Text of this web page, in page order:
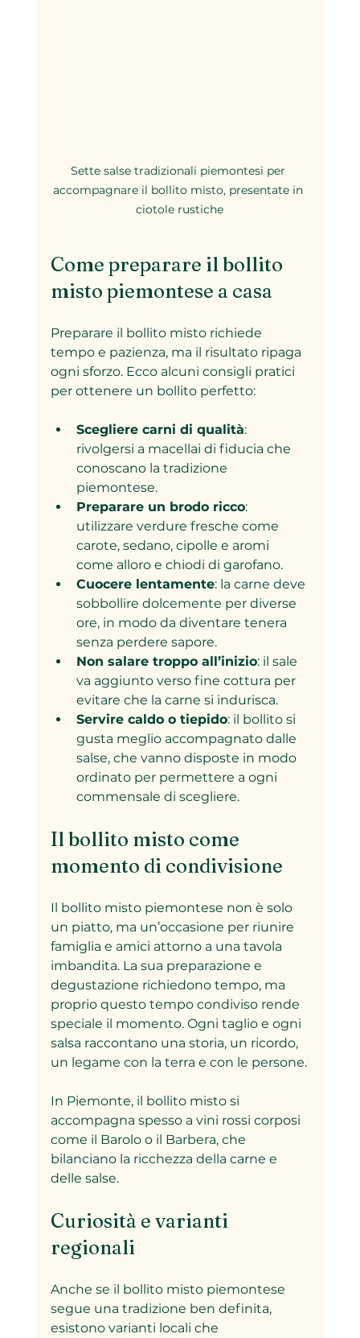
Sette salse tradizionali piemontesi per
accompagnare il bollito misto, presentate in
ciotole rustiche
Come preparare il bollito
misto piemontese a casa
Preparare il bollito misto richiede
tempo e pazienza, ma il risultato ripaga
ogni sforzo. Ecco alcuni consigli pratici
per ottenere un bollito perfetto:
Scegliere carni di qualità:
rivolgersi a macellai di fiducia che
conoscano la tradizione
piemontese.
Preparare un brodo ricco:
utilizzare verdure fresche come
carote, sedano, cipolle e aromi
come alloro e chiodi di garofano.
Cuocere lentamente: la carne deve
sobbollire dolcemente per diverse
ore, in modo da diventare tenera
senza perdere sapore.
Non salare troppo all’inizio: il sale
va aggiunto verso fine cottura per
evitare che la carne si indurisca.
Servire caldo o tiepido: il bollito si
gusta meglio accompagnato dalle
salse, che vanno disposte in modo
ordinato per permettere a ogni
commensale di scegliere.
Il bollito misto come
momento di condivisione
Il bollito misto piemontese non è solo
un piatto, ma un’occasione per riunire
famiglia e amici attorno a una tavola
imbandita. La sua preparazione e
degustazione richiedono tempo, ma
proprio questo tempo condiviso rende
speciale il momento. Ogni taglio e ogni
salsa raccontano una storia, un ricordo,
un legame con la terra e con le persone.
In Piemonte, il bollito misto si
accompagna spesso a vini rossi corposi
come il Barolo o il Barbera, che
bilanciano la ricchezza della carne e
delle salse.
Curiosità e varianti
regionali
Anche se il bollito misto piemontese
segue una tradizione ben definita,
esistono varianti locali che